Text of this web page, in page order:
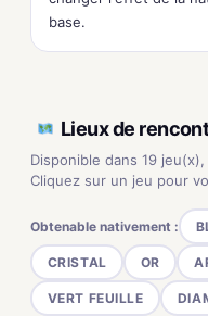
base.
Lieux de
Disponible dans 19
Cliquez sur un jeu pour
Obtenable nativement :
CRISTAL OR
VERT FEUILLE